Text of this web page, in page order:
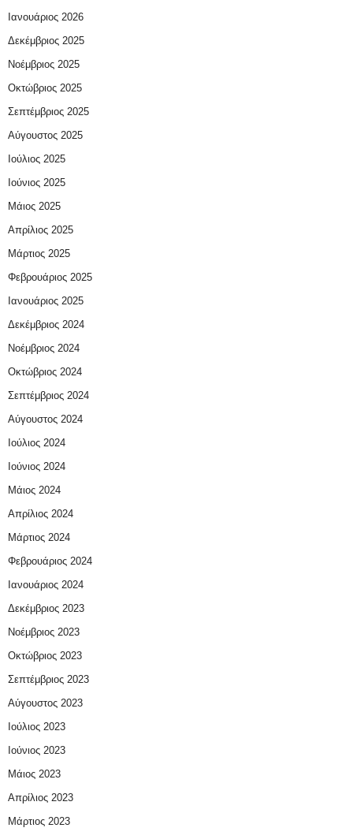
Ιανουάριος 2026
Δεκέμβριος 2025
Νοέμβριος 2025
Οκτώβριος 2025
Σεπτέμβριος 2025
Αύγουστος 2025
Ιούλιος 2025
Ιούνιος 2025
Μάιος 2025
Απρίλιος 2025
Μάρτιος 2025
Φεβρουάριος 2025
Ιανουάριος 2025
Δεκέμβριος 2024
Νοέμβριος 2024
Οκτώβριος 2024
Σεπτέμβριος 2024
Αύγουστος 2024
Ιούλιος 2024
Ιούνιος 2024
Μάιος 2024
Απρίλιος 2024
Μάρτιος 2024
Φεβρουάριος 2024
Ιανουάριος 2024
Δεκέμβριος 2023
Νοέμβριος 2023
Οκτώβριος 2023
Σεπτέμβριος 2023
Αύγουστος 2023
Ιούλιος 2023
Ιούνιος 2023
Μάιος 2023
Απρίλιος 2023
Μάρτιος 2023